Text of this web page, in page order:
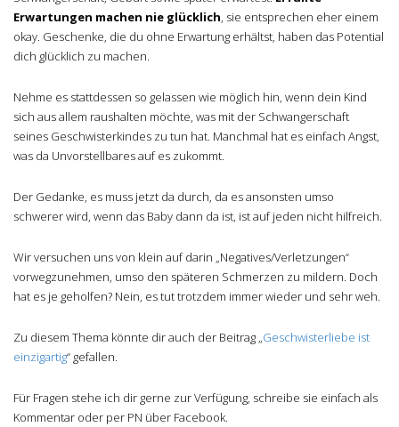
Erwartungen machen nie glücklich , sie entsprechen eher einem
okay. Geschenke, die du ohne Erwartung erhältst, haben das Potential
dich glücklich zu machen.
Nehme es stattdessen so gelassen wie möglich hin, wenn dein Kind
sich aus allem raushalten möchte, was mit der Schwangerschaft
seines Geschwisterkindes zu tun hat. Manchmal hat es einfach Angst,
was da Unvorstellbares auf es zukommt.
Der Gedanke, es muss jetzt da durch, da es ansonsten umso
schwerer wird, wenn das Baby dann da ist, ist auf jeden nicht hilfreich.
Wir versuchen uns von klein auf darin „Negatives/Verletzungen“
vorwegzunehmen, umso den späteren Schmerzen zu mildern. Doch
hat es je geholfen? Nein, es tut trotzdem immer wieder und sehr weh.
Zu diesem Thema könnte dir auch der Beitrag „ Geschwisterliebe ist
einzigartig“ gefallen.
Für Fragen stehe ich dir gerne zur Verfügung, schreibe sie einfach als
Kommentar oder per PN über Facebook.